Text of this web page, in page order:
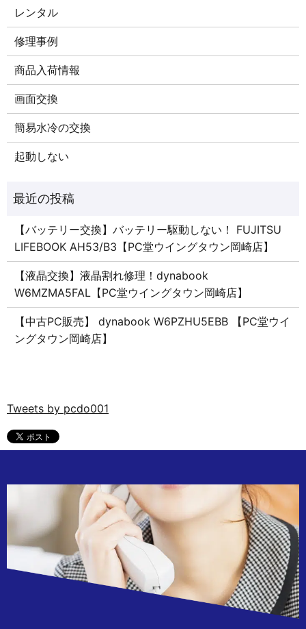
レンタル
修理事例
商品入荷情報
画面交換
簡易水冷の交換
起動しない
【バッテリー交換】バッテリー駆動しない！ FUJITSU
LIFEBOOK AH53/B3【PC堂ウイングタウン岡崎店】
【液晶交換】液晶割れ修理！dynabook
W6MZMA5FAL【PC堂ウイングタウン岡崎店】
【中古PC販売】 dynabook W6PZHU5EBB 【PC堂ウイ
ングタウン岡崎店】
Tweets by pcdo001